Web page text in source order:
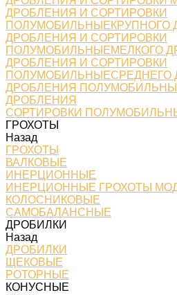
ДРОБЛЕНИЯ И СОРТИРОВКИ
ПОЛУМОБИЛЬНЫЕКРУПНОГО
ДРОБЛЕНИЯ И СОРТИРОВКИ
ПОЛУМОБИЛЬНЫЕМЕЛКОГО
ДРОБЛЕНИЯ И СОРТИРОВКИ
ПОЛУМОБИЛЬНЫЕСРЕДНЕГО
ДРОБЛЕНИЯ
ДРОБЛЕНИЯ
СОРТИРОВКИ
ГРОХОТЫ
Назад
ГРОХОТЫ
ВАЛКОВЫЕ
ИНЕРЦИОННЫЕ
ИНЕРЦИОННЫЕ ГРОХОТЫ
КОЛОСНИКОВЫЕ
САМОБАЛАНСНЫЕ
ДРОБИЛКИ
Назад
ДРОБИЛКИ
ЩЕКОВЫЕ
РОТОРНЫЕ
КОНУСНЫЕ